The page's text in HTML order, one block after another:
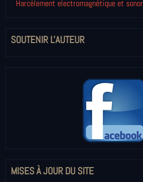
Harcèlement electromagnétique et
SOUTENIR L'AUTEUR
MISES À JOUR DU SITE